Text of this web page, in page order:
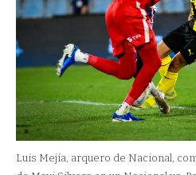
Luis Mejía, arquero de Nacional,